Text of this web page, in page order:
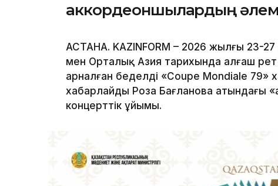
аккордеоншылардың әлем
АСТАНА. KAZINFORM – 2026 жылғы 23-
мен Орталық Азия тарихында алғаш
арналған беделді «Coupe Mondiale 79»
хабарлайды Роза Бағланова атындағы
концерттік ұйымы.